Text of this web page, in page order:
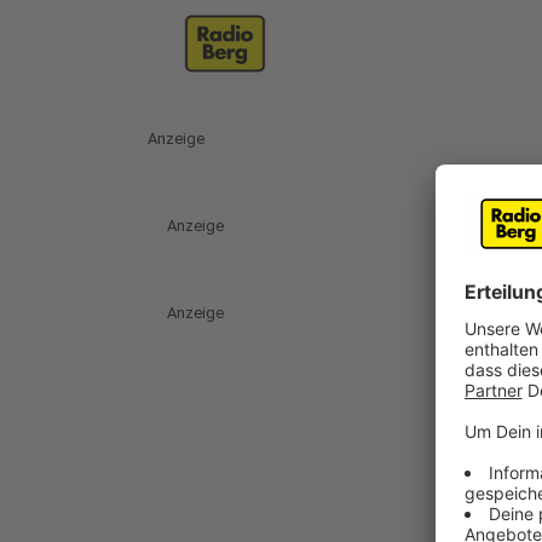
Anzeige
Anzeige
Anzeige